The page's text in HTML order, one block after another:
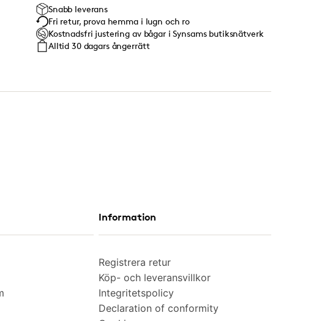
Snabb leverans
Fri retur, prova hemma i lugn och ro
Kostnadsfri justering av bågar i Synsams butiksnätverk
Alltid 30 dagars ångerrätt
Information
Registrera retur
Köp- och leveransvillkor
Integritetspolicy
Declaration of conformity